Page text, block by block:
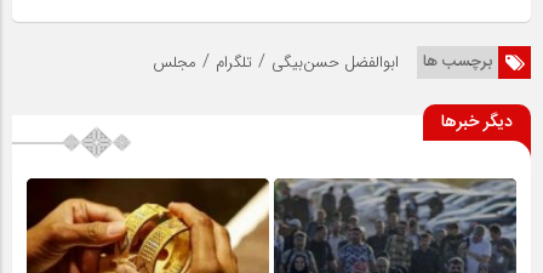
برچسب ها ابوالفضل حسن‌بیگی / تلگرام / مجلس
دیگر خبرها